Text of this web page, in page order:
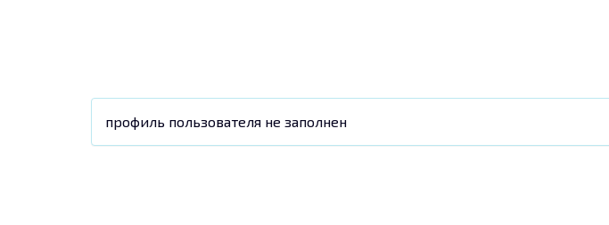
профиль пользователя не заполнен